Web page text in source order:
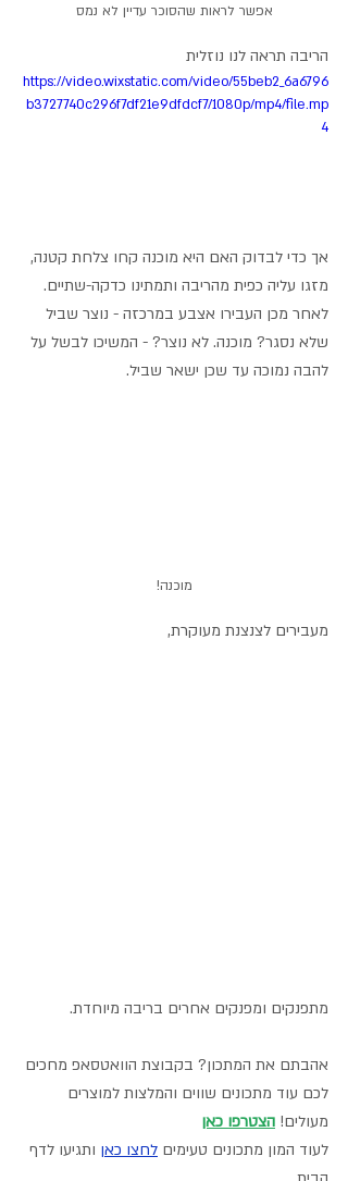
אפשר לראות שהסוכר עדיין לא נמס
הריבה תראה לנו נוזלית
https://video.wixstatic.com/video/55beb2_6a6796
b3727740c296f7df21e9dfdcf7/1080p/mp4/file.mp
4
אך כדי לבדוק האם היא מוכנה קחו צלחת קטנה,
מזגו עליה כפית מהריבה ותמתינו כדקה-שתיים.
לאחר מכן העבירו אצבע במרכזה - נוצר שביל
שלא נסגר? מוכנה. לא נוצר? - המשיכו לבשל על
להבה נמוכה עד שכן ישאר שביל.
מוכנה!
מעבירים לצנצנת מעוקרת,
מתפנקים ומפנקים אחרים בריבה מיוחדת.
אהבתם את המתכון? בקבוצת הוואטסאפ מחכים
לכם עוד מתכונים שווים והמלצות למוצרים
מעולים! הצטרפו כאן
לעוד המון מתכונים טעימים לחצו כאן ותגיעו לדף